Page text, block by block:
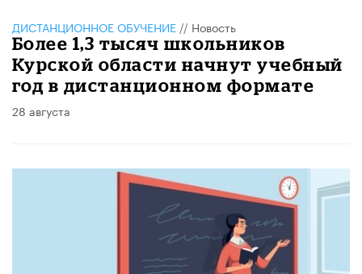
ДИСТАНЦИОННОЕ ОБУЧЕНИЕ // Новость
Более 1,3 тысяч школьников
Курской области начнут учебный
год в дистанционном формате
28 августа